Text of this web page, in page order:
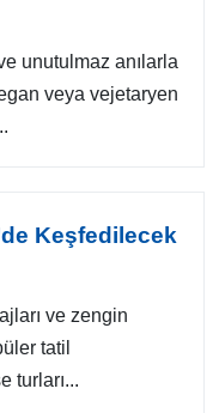
unutulmaz anılarla
veya vejetaryen
Keşfedilecek
ve zengin
tatil
turları...